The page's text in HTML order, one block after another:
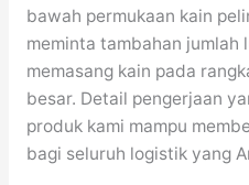
bawah permukaan kain
meminta tambahan jumlah
memasang kain pada
besar. Detail pengerjaan
produk kami mampu
bagi seluruh logistik yang